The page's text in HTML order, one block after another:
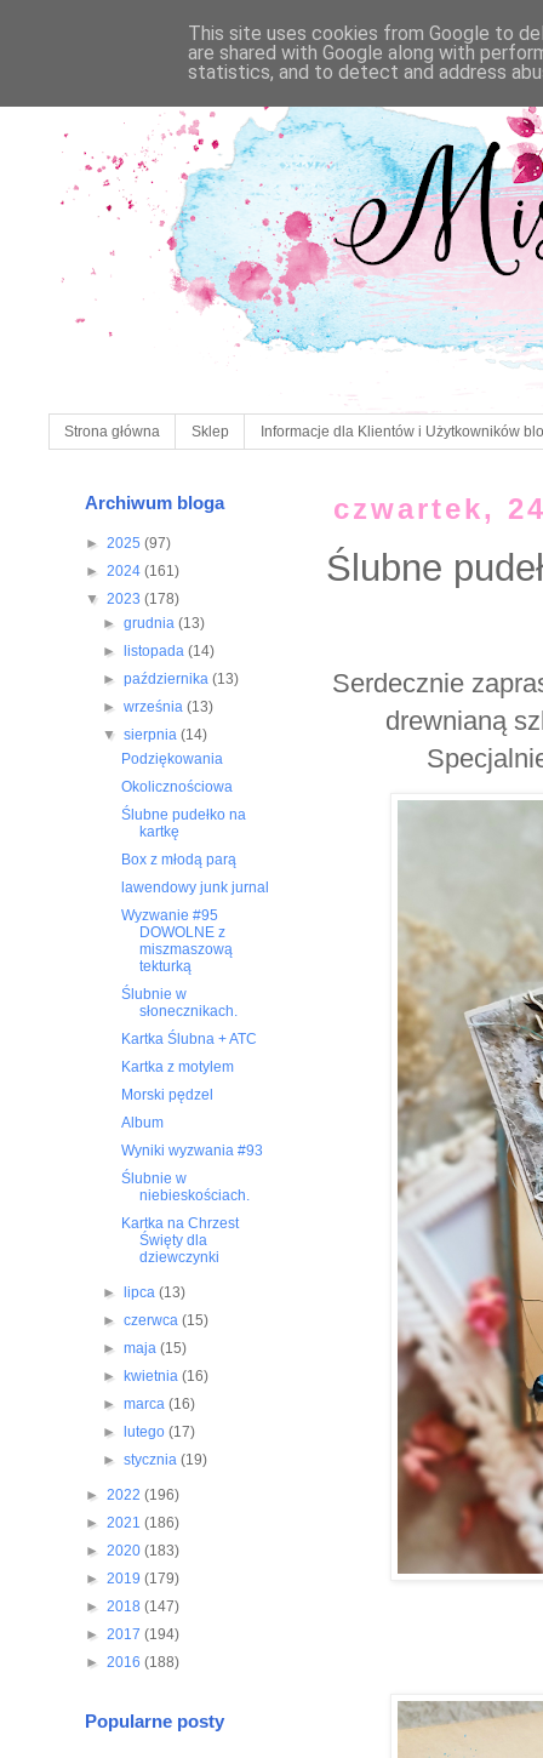
Strona główna Sklep Informacje dla Klientów i Użytkowników
czwartek,
Ślubne
Serdecznie
drewnianą
Archiwum bloga
► 2025 (97)
► 2024 (161)
▼ 2023 (178)
►grudnia(13)
►
listopada(14)
►października(13)
►września(13)
▼sierpnia(14)
Podziękowania
Okolicznościowa
Ślubne pudełko na
kartkę
Box z młodą parą
lawendowy junk jurnal
Wyzwanie #95
DOWOLNE z
miszmaszową
tekturką
Ślubnie w
słonecznikach.
Kartka Ślubna + ATC
Kartka z motylem
Morski pędzel
Album
Wyniki wyzwania #93
Ślubnie w
niebieskościach.
Kartka na Chrzest
Święty dla
dziewczynki
► lipca(13)
►czerwca(15)
►maja(15)
►
kwietnia(16)
►marca(16)
►
lutego(17)
►stycznia(19)
► 2022 (196)
► 2021 (186)
► 2020 (183)
► 2019 (179)
► 2018 (147)
► 2017 (194)
► 2016 (188)
Popularne posty
This site uses cookies from Google to
are shared with Google along with
statistics, and to detect and address